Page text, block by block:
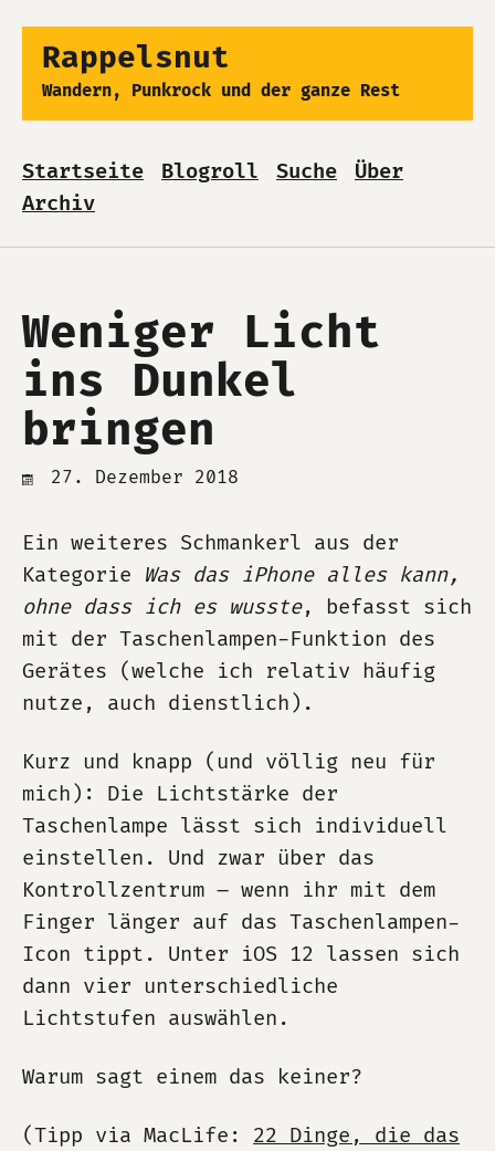
Rappelsnut
Wandern, Punkrock und der ganze Rest
Startseite Blogroll Suche
Über
Archiv
Weniger Licht
ins Dunkel
bringen
27. Dezember 2018
Ein weiteres Schmankerl aus der
Kategorie Was das iPhone alles kann,
ohne dass ich es wusste, befasst sich
mit der Taschenlampen-Funktion des
Gerätes (welche ich relativ häufig
nutze, auch dienstlich).
Kurz und knapp (und völlig neu für
mich): Die Lichtstärke der
Taschenlampe lässt sich individuell
einstellen. Und zwar über das
Kontrollzentrum – wenn ihr mit dem
Finger länger auf das Taschenlampen-
Icon tippt. Unter iOS 12 lassen sich
dann vier unterschiedliche
Lichtstufen auswählen.
Warum sagt einem das keiner?
(Tipp via MacLife: 22 Dinge, die das